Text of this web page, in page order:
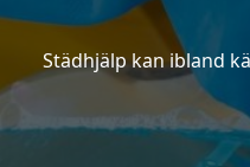
Städhjälp kan ibland